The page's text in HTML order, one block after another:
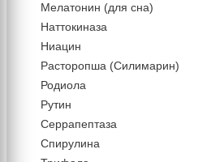
Мелатонин (для сна)
Наттокиназа
Ниацин
Расторопша (Силимарин)
Родиола
Рутин
Серрапептаза
Спирулина